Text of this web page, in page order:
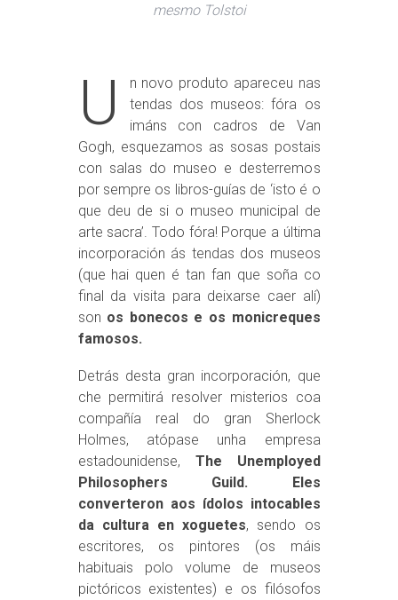
mesmo Tolstoi
U
n novo produto apareceu nas
tendas dos museos: fóra os
imáns con cadros de Van
Gogh, esquezamos as sosas postais
con salas do museo e desterremos
por sempre os libros-guías de ‘isto é o
que deu de si o museo municipal de
arte sacra’. Todo fóra! Porque a última
incorporación ás tendas dos museos
(que hai quen é tan fan que soña co
final da visita para deixarse caer alí)
son os bonecos e os monicreques
famosos.
Detrás desta gran incorporación, que
che permitirá resolver misterios coa
compañía real do gran Sherlock
Holmes, atópase unha empresa
estadounidense, The Unemployed
Philosophers Guild. Eles
converteron aos ídolos intocables
da cultura en xoguetes, sendo os
escritores, os pintores (os máis
habituais polo volume de museos
pictóricos existentes) e os filósofos